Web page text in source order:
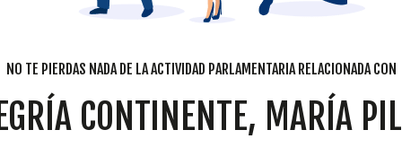
NO TE PIERDAS NADA DE LA ACTIVIDAD PARLAMENTARIA RELACIONADA CON
CONTINENTE, MARÍA